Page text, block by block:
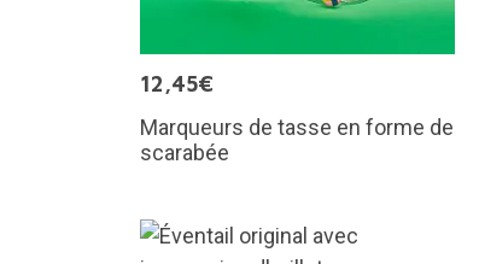
12,45€
Marqueurs de tasse en forme de
scarabée